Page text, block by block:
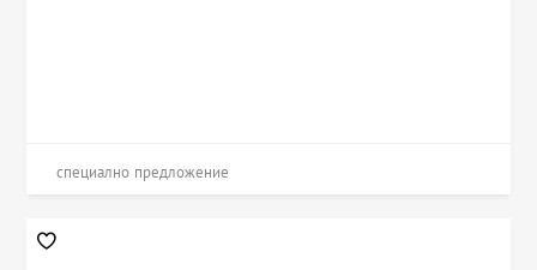
специално предложение